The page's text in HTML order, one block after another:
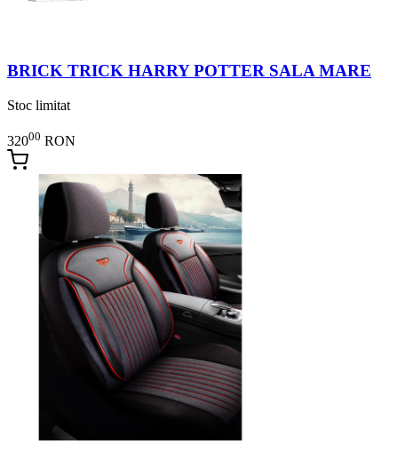
BRICK TRICK HARRY POTTER SALA MARE
Stoc limitat
32000 RON